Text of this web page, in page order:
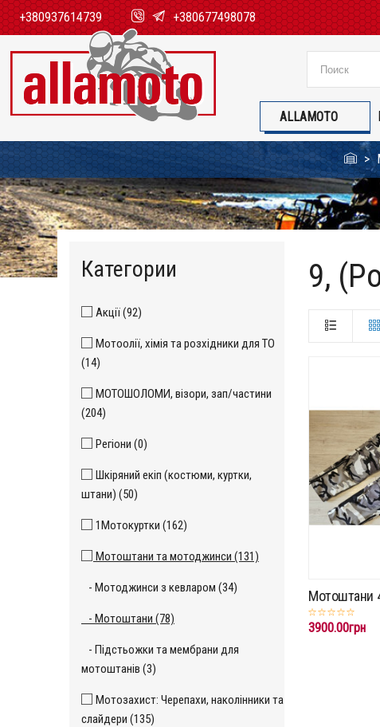
+380937614739 +380677498078
ALLAMOTO
Категории
Акції (92)
Мотоолії, хімія та розхідники для ТО
(14)
МОТОШОЛОМИ, візори, зап/частини
(204)
Регіони (0)
Шкіряний екіп (костюми, куртки,
штани) (50)
1Мотокуртки (162)
Мотоштани та мотоджинси (131)
- Мотоджинси з кевларом (34)
- Мотоштани (78)
- Підстьожки та мембрани для
мотоштанів (3)
Мотозахист: Черепахи, наколінники та
слайдери (135)
9,
Мотоштани
3900.00грн